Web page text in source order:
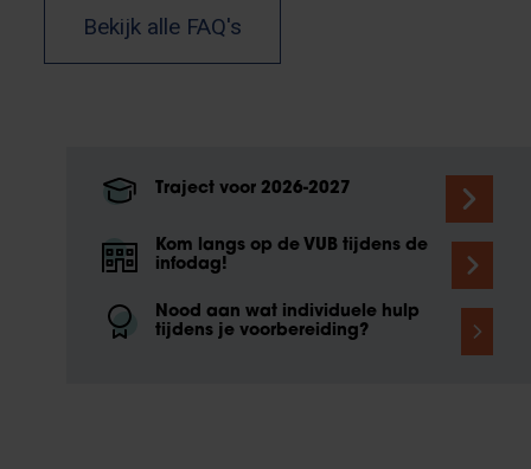
Bekijk alle FAQ's
Traject voor 2026-2027
Kom langs op de VUB tijdens de
infodag!
Nood aan wat individuele hulp
tijdens je voorbereiding?